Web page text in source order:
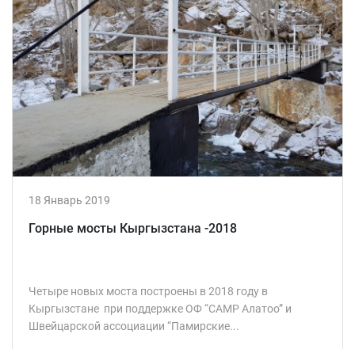
18 Январь 2019
Горные мосты Кыргызстана -2018
Четыре новых моста построены в 2018 году в
Кыргызстане при поддержке ОФ “CAMP Алатоо” и
Швейцарской ассоциации “Памирские...